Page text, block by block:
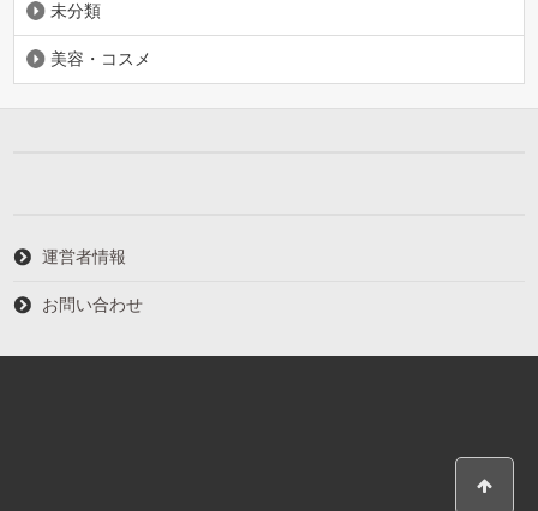
未分類
美容・コスメ
運営者情報
お問い合わせ